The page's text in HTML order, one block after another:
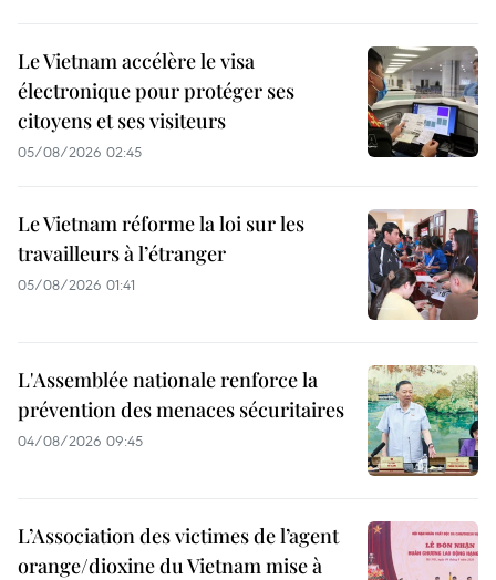
Le Vietnam accélère le visa
électronique pour protéger ses
citoyens et ses visiteurs
05/08/2026 02:45
Le Vietnam réforme la loi sur les
travailleurs à l’étranger
05/08/2026 01:41
L'Assemblée nationale renforce la
prévention des menaces sécuritaires
04/08/2026 09:45
L’Association des victimes de l’agent
orange/dioxine du Vietnam mise à